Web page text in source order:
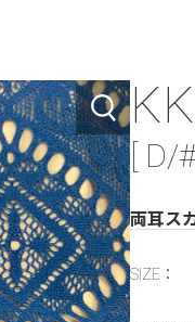
[ D/
両耳ス
SIZE：